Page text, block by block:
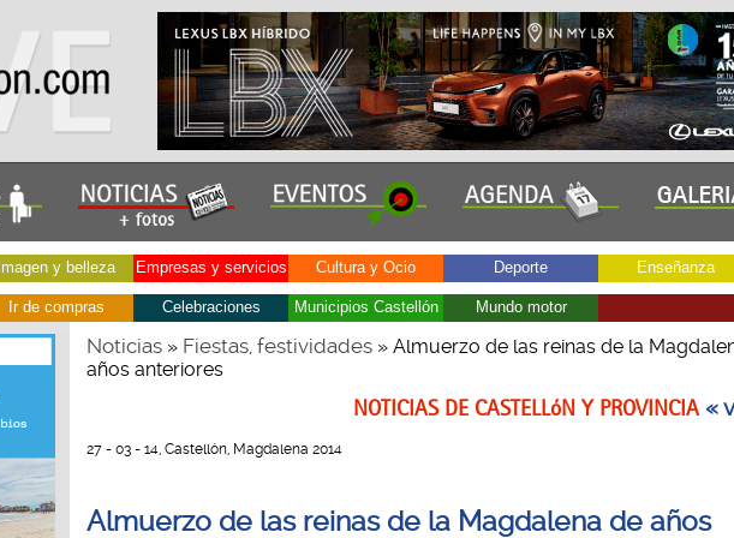
Imagen y belleza Empresas y servicios Cultura y Ocio Deporte Enseñanza
Ir de compras Celebraciones Municipios Castellón Mundo motor
Noticias» Fiestas, festividades» Almuerzo de las reinas de la
años anteriores
NOTICIAS DE CASTELLóN Y PROVINCIA«
27 - 03 - 14, Castellón, Magdalena 2014
Almuerzo de las reinas de la Magdalena de años